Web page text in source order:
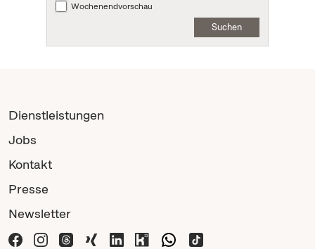
Wochenendvorschau
Suchen
Dienstleistungen
Jobs
Kontakt
Presse
Newsletter